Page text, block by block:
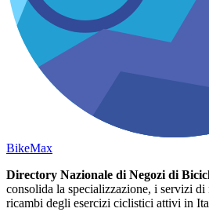
BikeMax
Directory Nazionale di Negozi di
consolida la specializzazione, i servizi
ricambi degli esercizi ciclistici attivi in